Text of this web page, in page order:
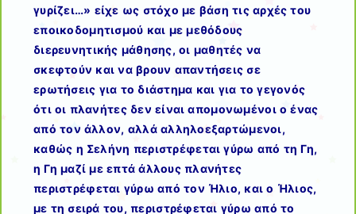
γυρίζει…» είχε ως στόχο με βάση τις αρχές του
εποικοδομητισμού και με μεθόδους
διερευνητικής μάθησης, οι μαθητές να
σκεφτούν και να βρουν απαντήσεις σε
ερωτήσεις για το διάστημα και για το γεγονός
ότι οι πλανήτες δεν είναι απομονωμένοι ο ένας
από τον άλλον, αλλά αλληλοεξαρτώμενοι,
καθώς η Σελήνη περιστρέφεται γύρω από τη Γη,
η Γη μαζί με επτά άλλους πλανήτες
περιστρέφεται γύρω από τον Ήλιο, και ο Ήλιος,
με τη σειρά του, περιστρέφεται γύρω από το